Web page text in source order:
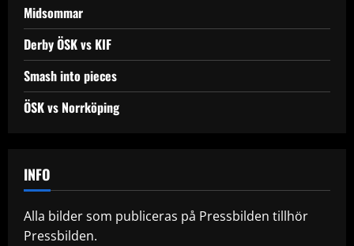
t
i
o
Midsommar
Derby ÖSK vs KIF
Smash into pieces
ÖSK vs Norrköping
INFO
Alla bilder som publiceras på Pressbilden tillhör
Pressbilden.